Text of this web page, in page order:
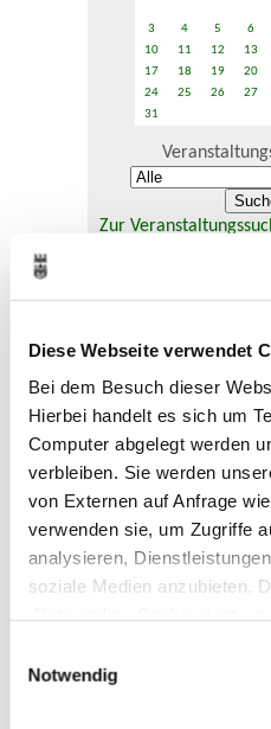
Diese Webseite verwendet
Bei dem Besuch dieser
Hierbei handelt es sich um
Computer abgelegt werden
verbleiben. Sie werden
von Externen auf Anfrage
verwenden sie, um Zugriffe
analysieren,
soziale Medien anzubieten.
(USA) mit unzureichendem
Notwendig
3
4 5 6
10
11 12 13
17
18 19 20
24
25 26 27
31
Zur
Museen
In Recklinghausen
Ikonen-Museum und
Kunsthalle. Mehr
Stadtverwaltung